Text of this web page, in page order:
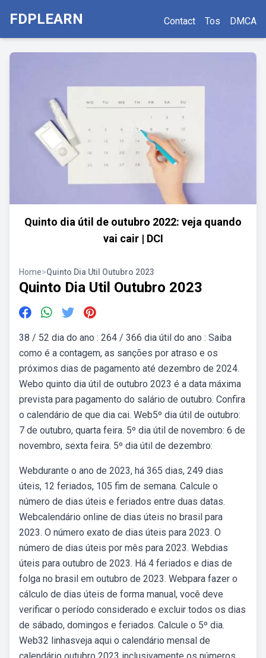
FDPLEARN Contact Tos DMCA
Quinto dia útil de outubro 2022: veja quando
vai cair | DCI
Home>Quinto Dia Util Outubro 2023
Quinto Dia Util Outubro 2023
38 / 52 dia do ano : 264 / 366 dia útil do ano : Saiba
como é a contagem, as sanções por atraso e os
próximos dias de pagamento até dezembro de 2024.
Webo quinto dia útil de outubro 2023 é a data máxima
prevista para pagamento do salário de outubro. Confira
o calendário de que dia cai. Web5º dia útil de outubro:
7 de outubro, quarta feira. 5º dia útil de novembro: 6 de
novembro, sexta feira. 5º dia útil de dezembro:
Webdurante o ano de 2023, há 365 dias, 249 dias
úteis, 12 feriados, 105 fim de semana. Calcule o
número de dias úteis e feriados entre duas datas.
Webcalendário online de dias úteis no brasil para
2023. O número exato de dias úteis para 2023. O
número de dias úteis por mês para 2023. Webdias
úteis para outubro de 2023. Há 4 feriados e dias de
folga no brasil em outubro de 2023. Webpara fazer o
cálculo de dias úteis de forma manual, você deve
verificar o período considerado e excluir todos os dias
de sábado, domingos e feriados. Calcule o 5º dia.
Web32 linhasveja aqui o calendário mensal de